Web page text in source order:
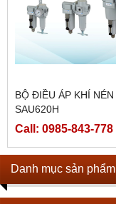
Danh mục sản phẩm
BỘ ĐIỀU ÁP KHÍ NÉN
SAU620H
Call: 0985-843-778